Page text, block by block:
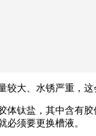
大、水锈严重，
钛盐，其中含有
须要更换槽液。